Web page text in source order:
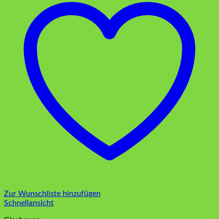
Zur Wunschliste hinzufügen
Schnellansicht